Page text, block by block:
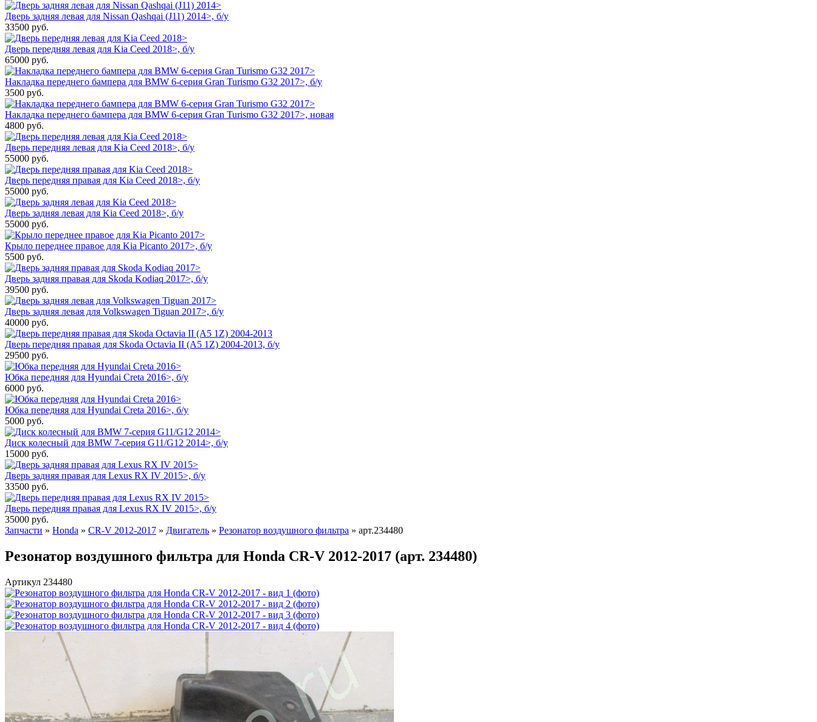
Дверь задняя левая для Nissan Qashqai (J11) 2014>, б/у
33500 руб.
Дверь передняя левая для Kia Ceed 2018>, б/у
65000 руб.
Накладка переднего бампера для BMW 6-серия Gran Turismo G32 2017>, б/у
3500 руб.
Накладка переднего бампера для BMW 6-серия Gran Turismo G32 2017>, новая
4800 руб.
Дверь передняя левая для Kia Ceed 2018>, б/у
55000 руб.
Дверь передняя правая для Kia Ceed 2018>, б/у
55000 руб.
Дверь задняя левая для Kia Ceed 2018>, б/у
55000 руб.
Крыло переднее правое для Kia Picanto 2017>, б/у
5500 руб.
Дверь задняя правая для Skoda Kodiaq 2017>, б/у
39500 руб.
Дверь задняя левая для Volkswagen Tiguan 2017>, б/у
40000 руб.
Дверь передняя правая для Skoda Octavia II (A5 1Z) 2004-2013, б/у
29500 руб.
Юбка передняя для Hyundai Creta 2016>, б/у
6000 руб.
Юбка передняя для Hyundai Creta 2016>, б/у
5000 руб.
Диск колесный для BMW 7-серия G11/G12 2014>, б/у
15000 руб.
Дверь задняя правая для Lexus RX IV 2015>, б/у
33500 руб.
Дверь передняя правая для Lexus RX IV 2015>, б/у
35000 руб.
Запчасти » Honda » CR-V 2012-2017 » Двигатель » Резонатор воздушного фильтра » арт.234480
Резонатор воздушного фильтра для Honda CR-V 2012-2017 (арт. 234480)
Артикул 234480